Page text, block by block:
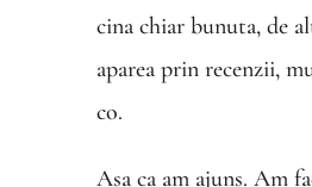
cina chiar bunuta, de
aparea prin recenzii,
co.
Asa ca am ajuns. Am